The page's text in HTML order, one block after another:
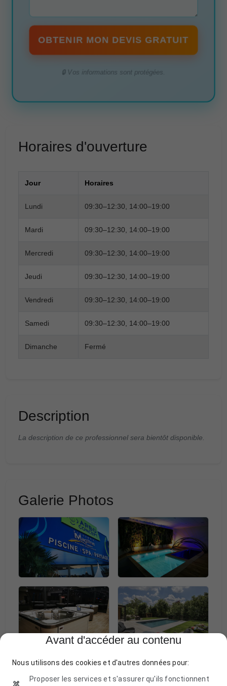
OBTENIR MON DEVIS GRATUIT
🔒 Vos informations sont protégées.
Horaires d'ouverture
Jour Horaires
Lundi 09:30–12:30, 14:00–19:00
Mardi 09:30–12:30, 14:00–19:00
Mercredi 09:30–12:30, 14:00–19:00
Jeudi 09:30–12:30, 14:00–19:00
Vendredi 09:30–12:30, 14:00–19:00
Samedi 09:30–12:30, 14:00–19:00
Dimanche Fermé
Description
La description de ce professionnel sera bientôt disponible.
Galerie Photos
Avant d'accéder au contenu
Nous utilisons des cookies et d'autres données pour:
Proposer les services et s'assurer qu'ils fonctionnent